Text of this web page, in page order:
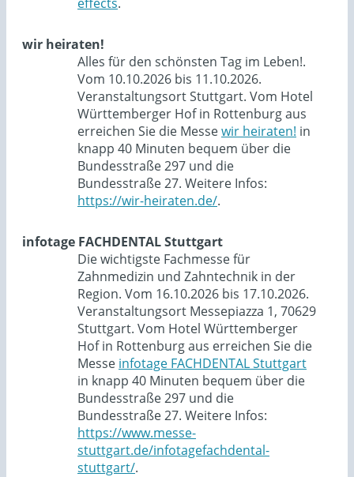
wir heiraten!
Alles für den schönsten Tag im Leben!.
Vom 10.10.2026 bis 11.10.2026.
Veranstaltungsort Stuttgart. Vom Hotel
Württemberger Hof in Rottenburg aus
erreichen Sie die Messewir heiraten! in
knapp 40 Minuten bequem über die
Bundesstraße 297 und die
Bundesstraße 27. Weitere Infos:
https://wir-heiraten.de/.
infotage FACHDENTAL Stuttgart
Die wichtigste Fachmesse für
Zahnmedizin und Zahntechnik in der
Region. Vom 16.10.2026 bis 17.10.2026.
Veranstaltungsort Messepiazza 1, 70629
Stuttgart. Vom Hotel Württemberger
Hof in Rottenburg aus erreichen Sie die
Messe infotage FACHDENTAL Stuttgart
in knapp 40 Minuten bequem über die
Bundesstraße 297 und die
Bundesstraße 27. Weitere Infos:
https://www.messe-
stuttgart.de/infotagefachdental-
stuttgart/.